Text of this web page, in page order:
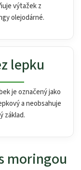
výtažek z
olejodárné.
lepku
je označený jako
a neobsahuje
základ.
moringou